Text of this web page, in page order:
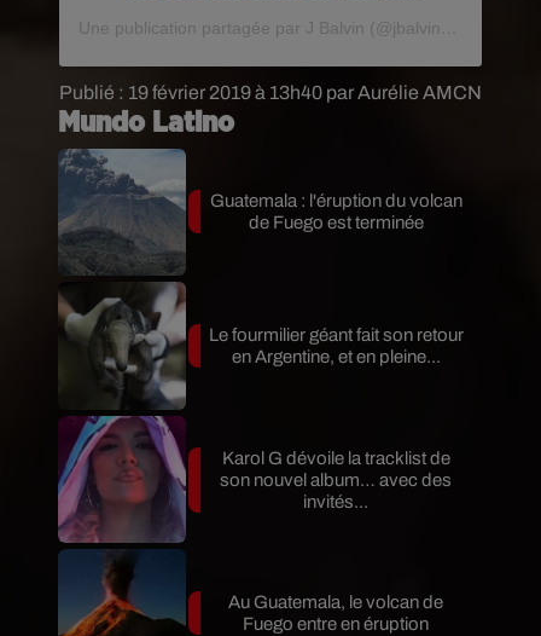
Publié : 19 février 2019 à 13h40 par Aurélie AMCN
Mundo Latino
Guatemala : l'éruption du volcan
de Fuego est terminée
Le fourmilier géant fait son retour
en Argentine, et en pleine...
Karol G dévoile la tracklist de
son nouvel album… avec des
invités...
Au Guatemala, le volcan de
Fuego entre en éruption